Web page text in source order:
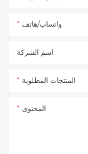
واتساب/هاتف
اسم الشركة
المنتجات المطلوبة
المحتوى